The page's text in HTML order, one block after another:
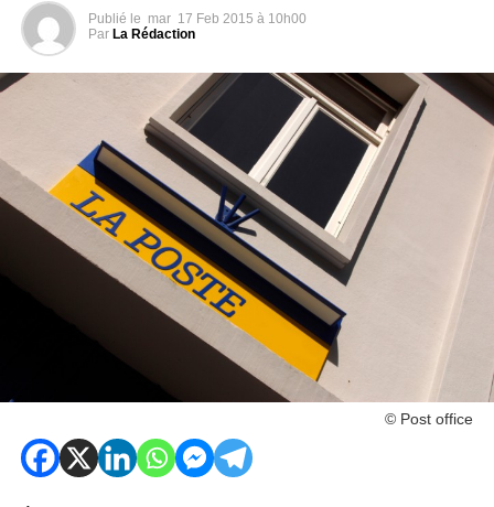
Publié le mar 17 Feb 2015 à 10h00
Par La Rédaction
© Post office